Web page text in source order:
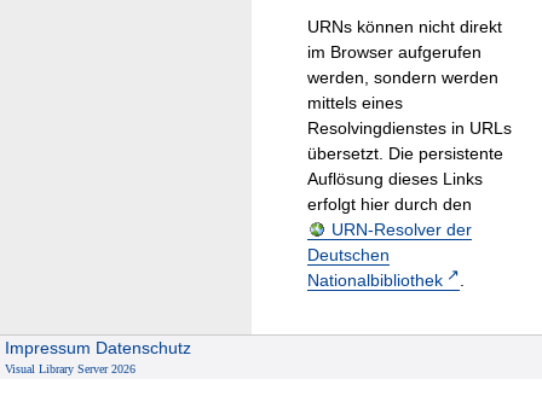
URNs können nicht direkt
im Browser aufgerufen
werden, sondern werden
mittels eines
Resolvingdienstes in URLs
übersetzt. Die persistente
Auflösung dieses Links
erfolgt hier durch den
URN-Resolver der
Deutschen
Nationalbibliothek
.
Impressum Datenschutz
Visual Library Server 2026